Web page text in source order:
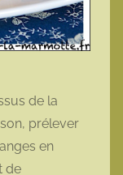
de la
prélever
en
de